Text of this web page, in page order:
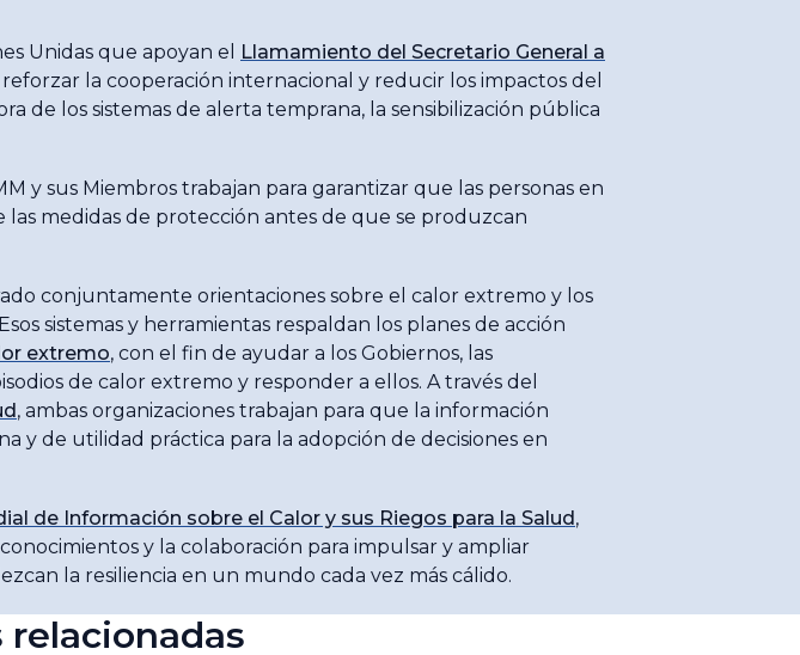
Unidas que apoyan el
Llamamiento del Secretario General a
la cooperación internacional y reducir los impactos del
de los sistemas de alerta temprana, la sensibilización pública
y sus Miembros trabajan para garantizar que las personas en
medidas de protección antes de que se produzcan
conjuntamente orientaciones sobre el calor extremo y los
sistemas y herramientas respaldan los planes de acción
extremo, con el fin de ayudar a los Gobiernos, las
de calor extremo y responder a ellos. A través del
, ambas organizaciones trabajan para que la información
y de utilidad práctica para la adopción de decisiones en
de Información sobre el Calor y sus Riegos para la Salud,
y la colaboración para impulsar y ampliar
la resiliencia en un mundo cada vez más cálido.
relacionadas